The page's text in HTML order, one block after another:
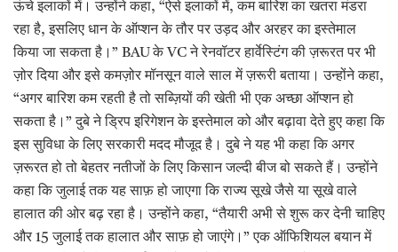
ऊंचे इलाकों में। उन्होंने कहा, “ऐसे इलाकों में, कम बारिश का खतरा मंडरा
रहा है, इसलिए धान के ऑप्शन के तौर पर उड़द और अरहर का इस्तेमाल
किया जा सकता है।” BAU के VC ने रेनवॉटर हार्वेस्टिंग की ज़रूरत पर भी
ज़ोर दिया और इसे कमज़ोर मॉनसून वाले साल में ज़रूरी बताया। उन्होंने कहा,
“अगर बारिश कम रहती है तो सब्ज़ियों की खेती भी एक अच्छा ऑप्शन हो
सकता है।” दुबे ने ड्रिप इरिगेशन के इस्तेमाल को और बढ़ावा देते हुए कहा कि
इस सुविधा के लिए सरकारी मदद मौजूद है। दुबे ने यह भी कहा कि अगर
ज़रूरत हो तो बेहतर नतीजों के लिए किसान जल्दी बीज बो सकते हैं। उन्होंने
कहा कि जुलाई तक यह साफ़ हो जाएगा कि राज्य सूखे जैसे या सूखे वाले
हालात की ओर बढ़ रहा है। उन्होंने कहा, “तैयारी अभी से शुरू कर देनी चाहिए
और 15 जुलाई तक हालात और साफ़ हो जाएंगे।” एक ऑफिशियल बयान में